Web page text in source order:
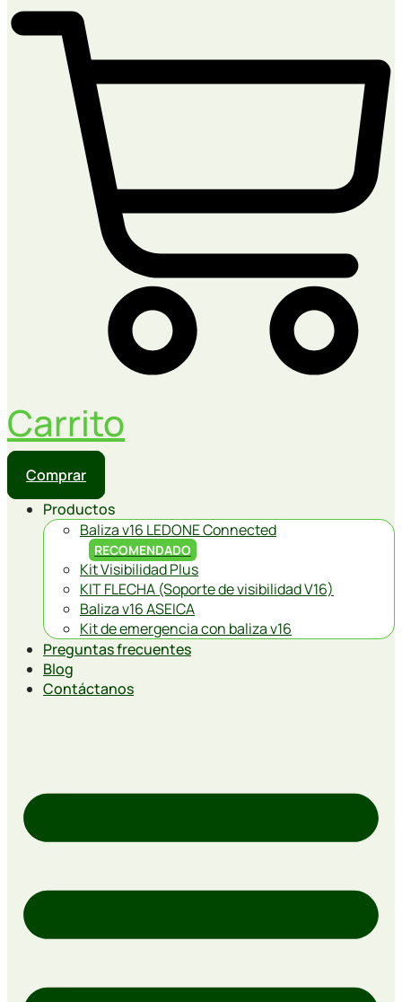
Carrito
Comprar
Productos
Baliza v16 LEDONE Connected
RECOMENDADO
Kit Visibilidad Plus
KIT FLECHA (Soporte de visibilidad V16)
Baliza v16 ASEICA
Kit de emergencia con baliza v16
Preguntas frecuentes
Blog
Contáctanos